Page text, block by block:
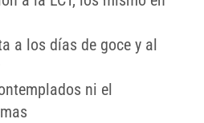
a los días de goce y al
ni el